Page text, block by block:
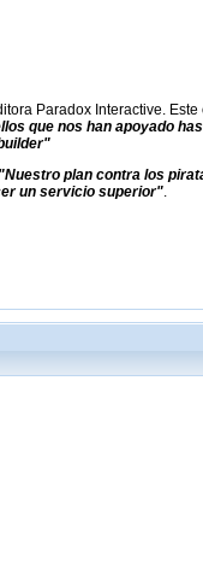
Paradox Interactive. Este
que nos han apoyado
"Nuestro plan contra los
un servicio superior".